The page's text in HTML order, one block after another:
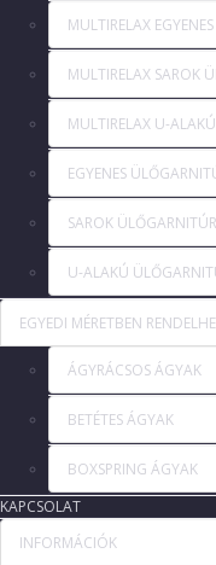
MULTIRELAX
MULTIRELAX SAROK
MULTIRELAX U-
EGYENES
SAROK
U-ALAKÚ
EGYEDI MÉRETBEN
ÁGYRÁCSOS ÁGYAK
BETÉTES ÁGYAK
BOXSPRING ÁGYAK
KAPCSOLAT
INFORMÁCIÓK